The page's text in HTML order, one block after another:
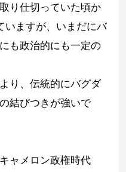
り仕切っていた頃か
いますが、いまだにバ
も政治的にも一定の
り、伝統的にバグダ
結びつきが強いで
ャメロン政権時代